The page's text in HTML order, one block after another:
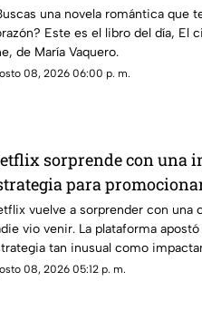
una novela romántica que
Este es el libro del día, El
de María Vaquero.
08, 2026 06:00 p. m.
sorprende con una
para
vuelve a sorprender con una
vio venir. La plataforma
tan inusual como
su nuevo thriller. ¿Qué
08, 2026 05:12 p. m.